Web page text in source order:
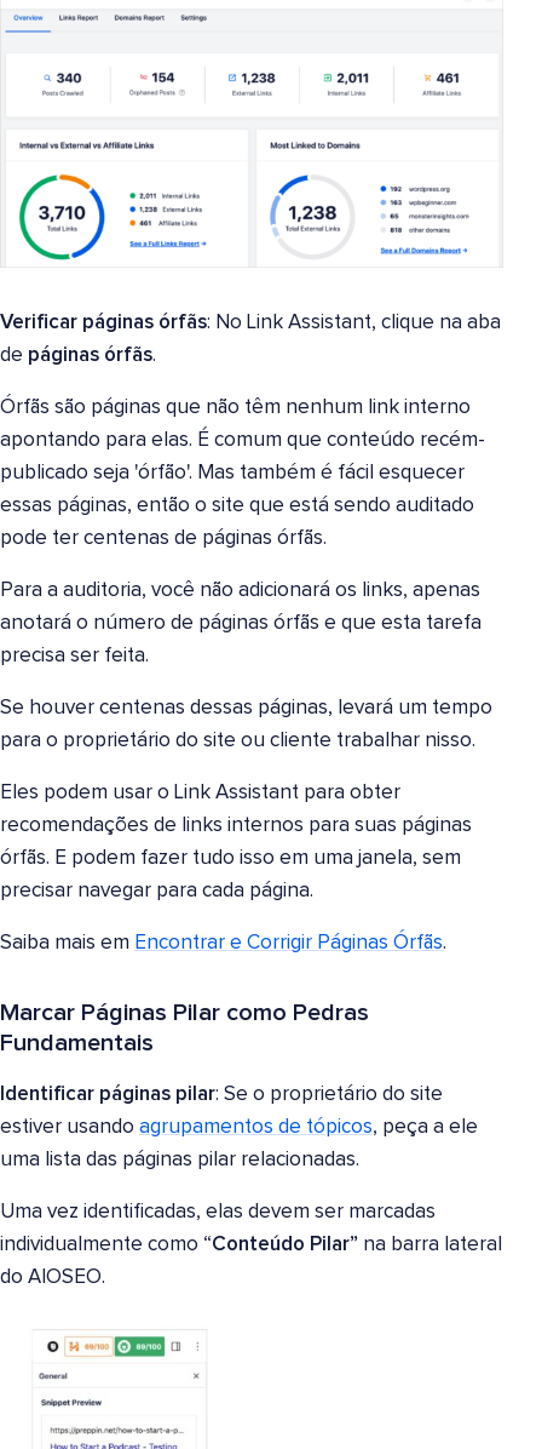
Verificar páginas órfãs: No Link Assistant, clique na aba
de páginas órfãs.
Órfãs são páginas que não têm nenhum link interno
apontando para elas. É comum que conteúdo recém-
publicado seja 'órfão'. Mas também é fácil esquecer
essas páginas, então o site que está sendo auditado
pode ter centenas de páginas órfãs.
Para a auditoria, você não adicionará os links, apenas
anotará o número de páginas órfãs e que esta tarefa
precisa ser feita.
Se houver centenas dessas páginas, levará um tempo
para o proprietário do site ou cliente trabalhar nisso.
Eles podem usar o Link Assistant para obter
recomendações de links internos para suas páginas
órfãs. E podem fazer tudo isso em uma janela, sem
precisar navegar para cada página.
Saiba mais em Encontrar e Corrigir Páginas Órfãs.
Marcar Páginas Pilar como Pedras
Fundamentais
Identificar páginas pilar: Se o proprietário do site
estiver usando agrupamentos de tópicos, peça a ele
uma lista das páginas pilar relacionadas.
Uma vez identificadas, elas devem ser marcadas
individualmente como “Conteúdo Pilar” na barra lateral
do AIOSEO.